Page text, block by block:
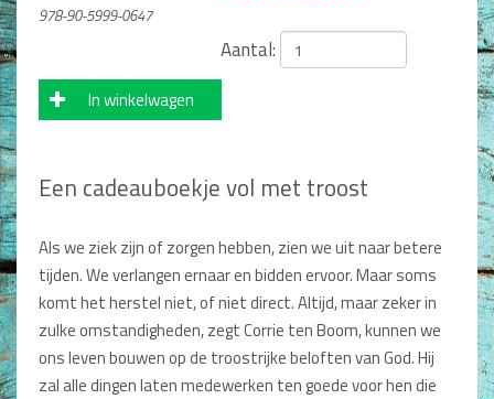
Zelf lezen
Doeboeken
Cadeauboeken
Gideonietjes
Dagboeken
Gebed
Bijbel en Wetenschap
978-90-5999-0647
Aantal:
In winkelwagen
Een cadeauboekje vol met troost
Als we ziek zijn of zorgen hebben, zien we uit naar betere
tijden. We verlangen ernaar en bidden ervoor. Maar soms
komt het herstel niet, of niet direct. Altijd, maar zeker in
zulke omstandigheden, zegt Corrie ten Boom, kunnen we
ons leven bouwen op de troostrijke beloften van God. Hij
zal alle dingen laten medewerken ten goede voor hen die